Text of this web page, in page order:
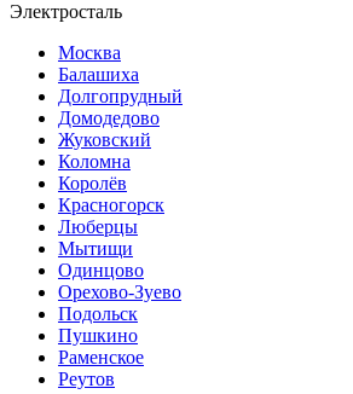
Электросталь
Москва
Балашиха
Долгопрудный
Домодедово
Жуковский
Коломна
Королёв
Красногорск
Люберцы
Мытищи
Одинцово
Орехово-Зуево
Подольск
Пушкино
Раменское
Реутов